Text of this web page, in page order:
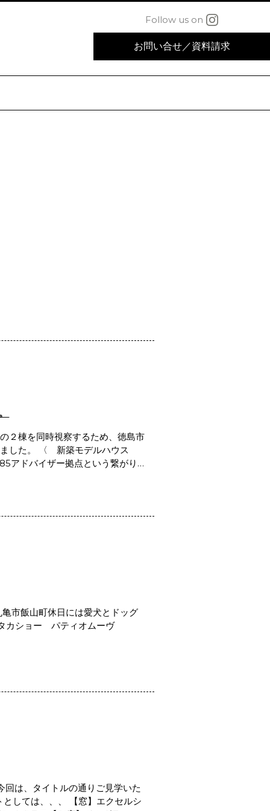
Follow us on
お問い合せ／資料請求
２棟を同時視察するため、徳島市
ました。 〈 新築モデルハウス
アドバイザー拠点という繋がり…
市飯山町休日には愛犬とドッグ
カショー パティオムーヴ
は、タイトルの通りご見学いた
しては、、、 【窓】エクセルシ